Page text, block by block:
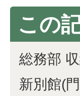
この
総務部
新別館(